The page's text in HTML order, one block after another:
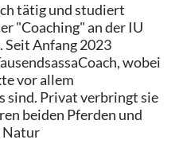
tätig und studiert
"Coaching" an der IU
Anfang 2023
wobei
vor allem
sind. Privat verbringt sie
beiden Pferden und
Natur